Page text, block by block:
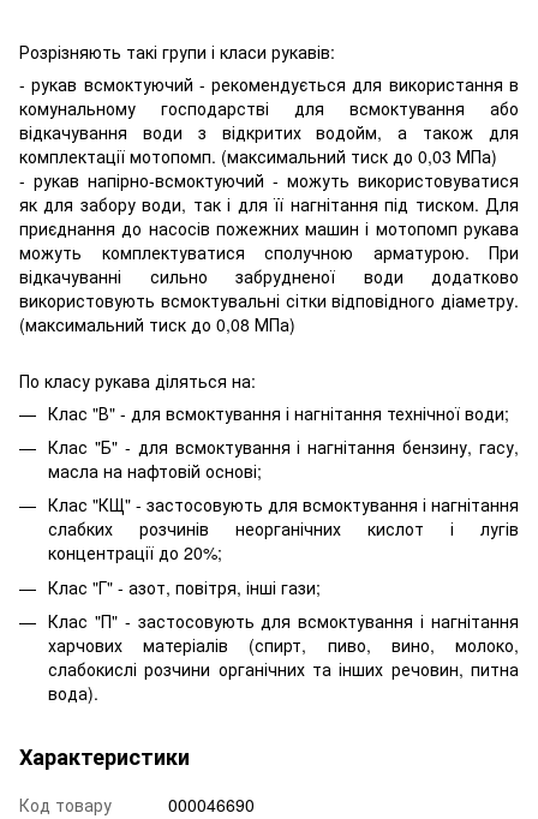
Розрізняють такі групи і класи рукавів:
- рукав всмоктуючий - рекомендується для використання в
комунальному господарстві для всмоктування або
відкачування води з відкритих водойм, а також для
комплектації мотопомп. (максимальний тиск до 0,03 МПа)
- рукав напірно-всмоктуючий - можуть використовуватися
як для забору води, так і для її нагнітання під тиском. Для
приєднання до насосів пожежних машин і мотопомп рукава
можуть комплектуватися сполучною арматурою. При
відкачуванні сильно забрудненої води додатково
використовують всмоктувальні сітки відповідного діаметру.
(максимальний тиск до 0,08 МПа)
По класу рукава діляться на:
Клас "В" - для всмоктування і нагнітання технічної води;
Клас "Б" - для всмоктування і нагнітання бензину, гасу,
масла на нафтовій основі;
Клас "КЩ" - застосовують для всмоктування і нагнітання
слабких розчинів неорганічних кислот і лугів
концентрації до 20%;
Клас "Г" - азот, повітря, інші гази;
Клас "П" - застосовують для всмоктування і нагнітання
харчових матеріалів (спирт, пиво, вино, молоко,
слабокислі розчини органічних та інших речовин, питна
вода).
Характеристики
Код товару
000046690